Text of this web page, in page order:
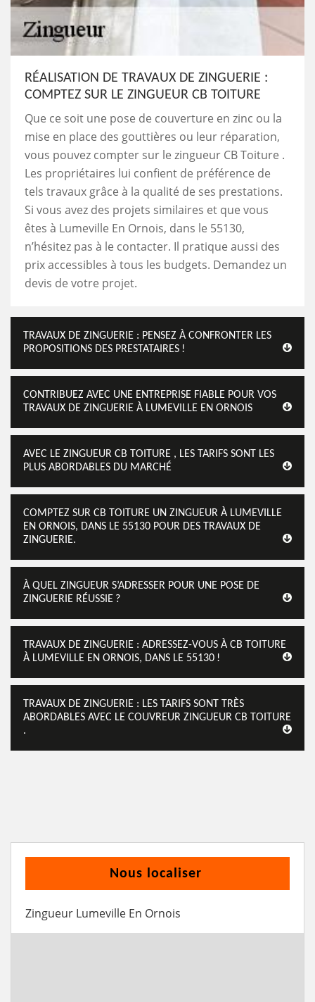
RÉALISATION DE TRAVAUX DE ZINGUERIE :
COMPTEZ SUR LE ZINGUEUR CB TOITURE
Que ce soit une pose de couverture en zinc ou la
mise en place des gouttières ou leur réparation,
vous pouvez compter sur le zingueur CB Toiture .
Les propriétaires lui confient de préférence de
tels travaux grâce à la qualité de ses prestations.
Si vous avez des projets similaires et que vous
êtes à Lumeville En Ornois, dans le 55130,
n’hésitez pas à le contacter. Il pratique aussi des
prix accessibles à tous les budgets. Demandez un
devis de votre projet.
TRAVAUX DE ZINGUERIE : PENSEZ À CONFRONTER LES
PROPOSITIONS DES PRESTATAIRES !
CONTRIBUEZ AVEC UNE ENTREPRISE FIABLE POUR VOS
TRAVAUX DE ZINGUERIE À LUMEVILLE EN ORNOIS
AVEC LE ZINGUEUR CB TOITURE , LES TARIFS SONT LES
PLUS ABORDABLES DU MARCHÉ
COMPTEZ SUR CB TOITURE UN ZINGUEUR À LUMEVILLE
EN ORNOIS, DANS LE 55130 POUR DES TRAVAUX DE
ZINGUERIE.
À QUEL ZINGUEUR S’ADRESSER POUR UNE POSE DE
ZINGUERIE RÉUSSIE ?
TRAVAUX DE ZINGUERIE : ADRESSEZ-VOUS À CB TOITURE
À LUMEVILLE EN ORNOIS, DANS LE 55130 !
TRAVAUX DE ZINGUERIE : LES TARIFS SONT TRÈS
ABORDABLES AVEC LE COUVREUR ZINGUEUR CB TOITURE
.
Nous localiser
Zingueur Lumeville En Ornois